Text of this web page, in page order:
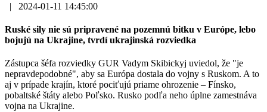
|
2024-01-11 14:45:00
Ruské sily nie sú pripravené na pozemnú bitku v Európe, lebo
bojujú na Ukrajine, tvrdí ukrajinská rozviedka
Zástupca šéfa rozviedky GUR Vadym Skibickyj uviedol, že "je
nepravdepodobné", aby sa Európa dostala do vojny s Ruskom. A to
aj v prípade krajín, ktoré pociťujú priame ohrozenie – Fínsko,
pobaltské štáty alebo Poľsko. Rusko podľa neho úplne zamestnáva
vojna na Ukrajine.